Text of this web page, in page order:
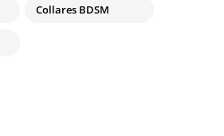
Collares BDSM